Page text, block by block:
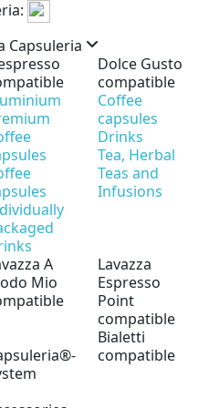
Dolce Gusto
compatible
Coffee
capsules
Drinks
Tea, Herbal
Teas and
Infusions
A
Mio
Lavazza
Espresso
Point
compatible
Bialetti
compatible